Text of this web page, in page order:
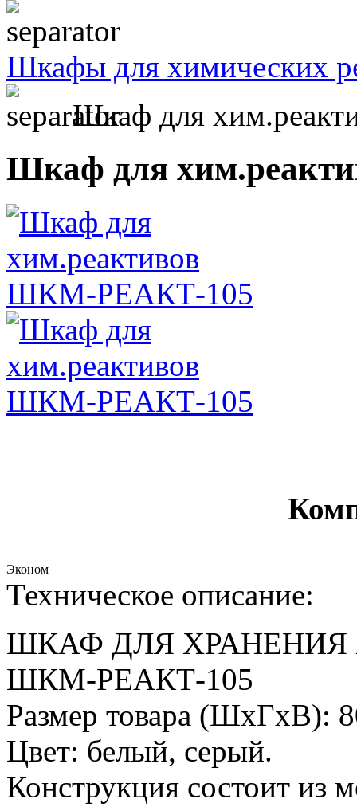
Шкафы для химических
Шкаф для
Шкаф для
Эконом
Техническое описание:
ШКАФ ДЛЯ
ШКМ-РЕАКТ-105
Размер товара (ШхГхВ):
Цвет: белый, серый.
Конструкция состоит из